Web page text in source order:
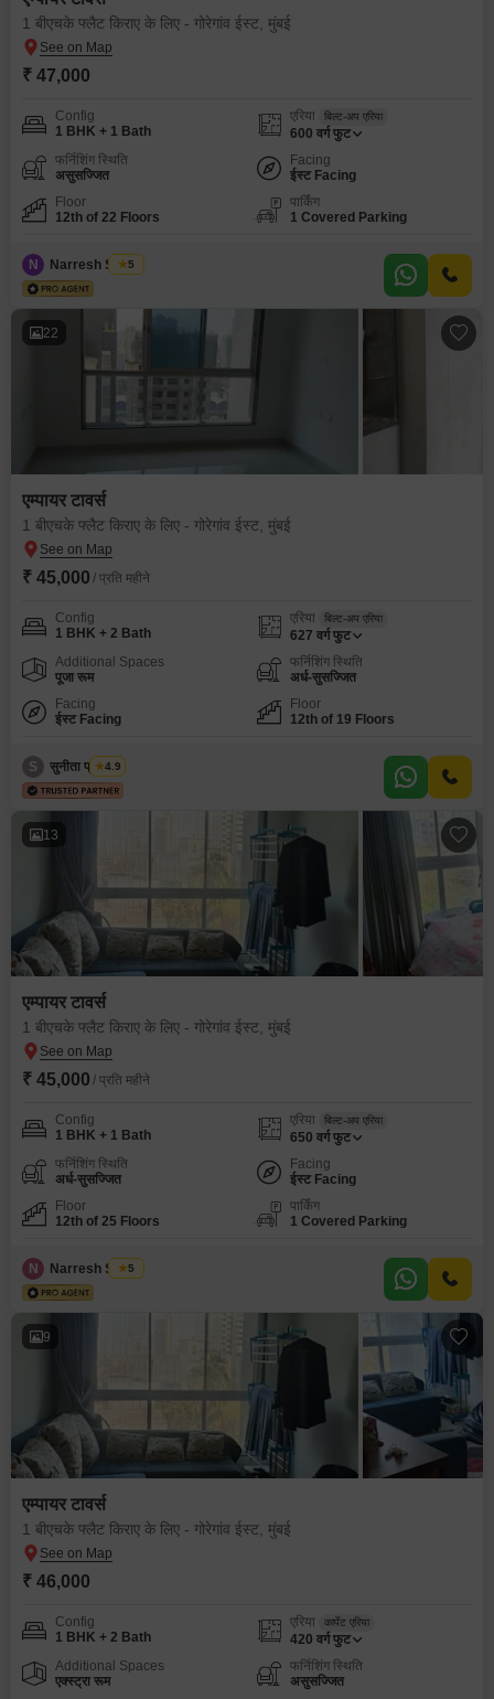
1 बीएचके फ्लैट किराए के लिए - गोरेगांव ईस्ट, मुंबई
₹ 47,000
Config
1 BHK + 1 Bath
एरिया बिल्ट-अप एरिया
600 वर्ग फुट
फर्निशिंग स्थिति
असुसज्जित
Facing
ईस्ट Facing
Floor
12th of 22 Floors
पार्किंग
1 Covered Parking
N Narresh Sabuu
5
22
एम्पायर टावर्स
1 बीएचके फ्लैट किराए के लिए - गोरेगांव ईस्ट, मुंबई
₹ 45,000 / प्रति महीने
Config
1 BHK + 2 Bath
एरिया बिल्ट-अप एरिया
627 वर्ग फुट
Additional Spaces
पूजा रूम
फर्निशिंग स्थिति
अर्ध-सुसज्जित
Facing
ईस्ट Facing
Floor
12th of 19 Floors
S सुनीता प्रॉपर्टीज
4.9
13
एम्पायर टावर्स
1 बीएचके फ्लैट किराए के लिए - गोरेगांव ईस्ट, मुंबई
₹ 45,000 / प्रति महीने
Config
1 BHK + 1 Bath
एरिया बिल्ट-अप एरिया
650 वर्ग फुट
फर्निशिंग स्थिति
अर्ध-सुसज्जित
Facing
ईस्ट Facing
Floor
12th of 25 Floors
पार्किंग
1 Covered Parking
N Narresh Sabuu
5
9
एम्पायर टावर्स
1 बीएचके फ्लैट किराए के लिए - गोरेगांव ईस्ट, मुंबई
₹ 46,000
Config
1 BHK + 2 Bath
एरिया कार्पेट एरिया
420 वर्ग फुट
Additional Spaces
एक्स्ट्रा रूम
फर्निशिंग स्थिति
असुसज्जित